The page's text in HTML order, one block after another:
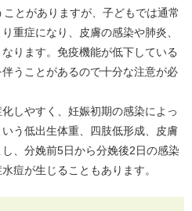
とがありますが、子どもでは通常
重症になり、皮膚の感染や肺炎、
ります。免疫機能が低下している
うことがあるので十分な注意が必
しやすく、妊娠初期の感染によっ
う低出生体重、四肢低形成、皮膚
、分娩前5日から分娩後2日の感染
痘が生じることもあります。